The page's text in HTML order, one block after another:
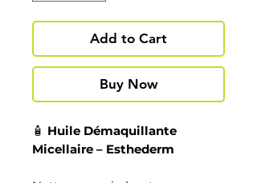
Add to Cart
Buy Now
🧴 Huile Démaquillante
Micellaire – Esthederm